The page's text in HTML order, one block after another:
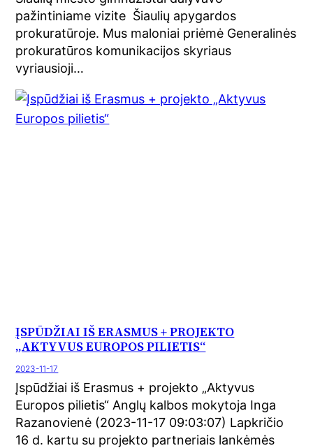
pažintiniame vizite Šiaulių apygardos
prokuratūroje. Mus maloniai priėmė Generalinės
prokuratūros komunikacijos skyriaus
vyriausioji…
ĮSPŪDŽIAI IŠ ERASMUS + PROJEKTO
„AKTYVUS EUROPOS PILIETIS“
2023-11-17
Įspūdžiai iš Erasmus + projekto „Aktyvus
Europos pilietis“ Anglų kalbos mokytoja Inga
Razanovienė (2023-11-17 09:03:07) Lapkričio
16 d. kartu su projekto partneriais lankėmės